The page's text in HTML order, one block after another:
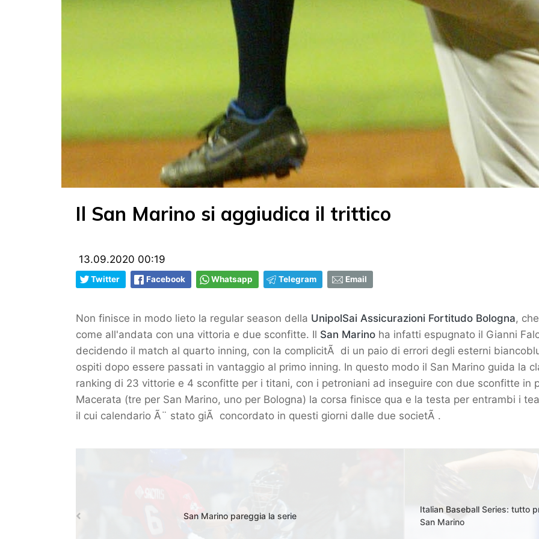
Il San Marino si aggiudica il trittico
13.09.2020 00:19
Twitter Facebook Whatsapp Telegram Email
Non finisce in modo lieto la regular season della UnipolSai Assicurazioni Fortitudo Bologna,
come all'andata con una vittoria e due sconfitte. Il San Marino ha infatti espugnato il Gianni
decidendo il match al quarto inning, con la complicitÃ di un paio di errori degli esterni
ospiti dopo essere passati in vantaggio al primo inning. In questo modo il San Marino guida la
ranking di 23 vittorie e 4 sconfitte per i titani, con i petroniani ad inseguire con due sconfitte in
Macerata (tre per San Marino, uno per Bologna) la corsa finisce qua e la testa per entrambi i
il cui calendario Ã¨ stato giÃ concordato in questi giorni dalle due societÃ .
San Marino pareggia la serie
Italian Baseball Series: tutto
San Marino